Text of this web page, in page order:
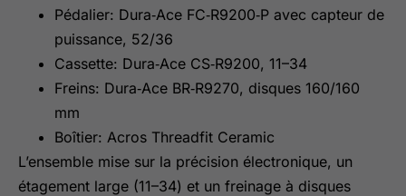
Pédalier: Dura‑Ace FC‑R9200‑P avec capteur de
puissance, 52/36
Cassette: Dura‑Ace CS‑R9200, 11–34
Freins: Dura‑Ace BR‑R9270, disques 160/160
mm
Boîtier: Acros Threadfit Ceramic
L’ensemble mise sur la précision électronique, un
étagement large (11–34) et un freinage à disques